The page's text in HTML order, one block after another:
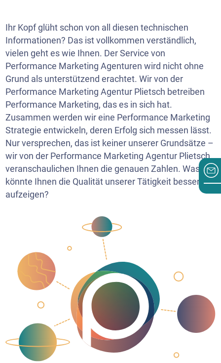
Ihr Kopf glüht schon von all diesen technischen
Informationen? Das ist vollkommen verständlich,
vielen geht es wie Ihnen. Der Service von
Performance Marketing Agenturen wird nicht ohne
Grund als unterstützend erachtet. Wir von der
Performance Marketing Agentur Plietsch betreiben
Performance Marketing, das es in sich hat.
Zusammen werden wir eine Performance Marketing
Strategie entwickeln, deren Erfolg sich messen lässt.
Nur versprechen, das ist keiner unserer Grundsätze –
wir von der Performance Marketing Agentur Plietsch
veranschaulichen Ihnen die genauen Zahlen. Was
könnte Ihnen die Qualität unserer Tätigkeit besser
aufzeigen?